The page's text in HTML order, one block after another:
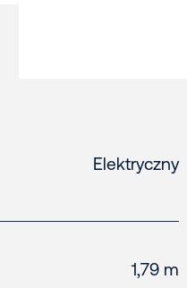
Elektryczny
1,79 m